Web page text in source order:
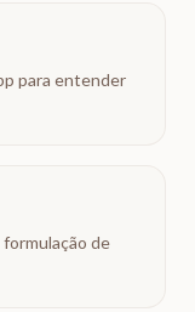
para entender
formulação de